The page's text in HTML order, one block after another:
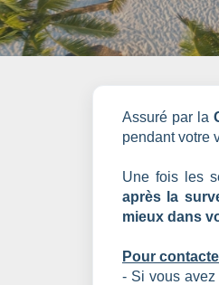
Assuré par la
pendant votre
Une fois les
après la
mieux dans
Pour
- Si vous avez